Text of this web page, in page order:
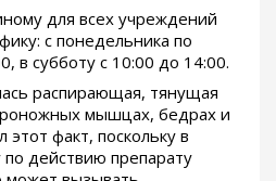
для всех учреждений
с понедельника по
в субботу с 10:00 до 14:00.
распирающая, тянущая
мышцах, бедрах и
этот факт, поскольку в
действию препарату